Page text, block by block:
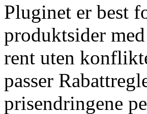
Pluginet er best
produktsider
rent uten
passer
prisendringene